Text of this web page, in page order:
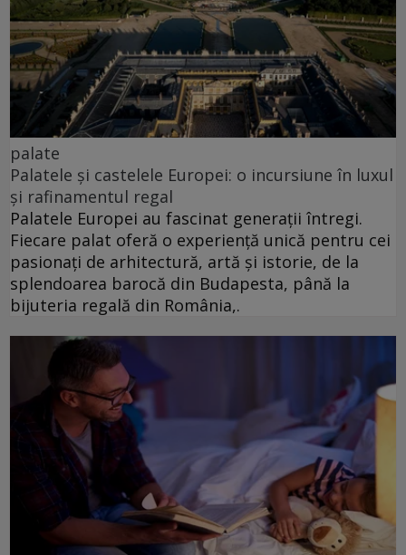
palate
Palatele și castelele Europei: o incursiune în luxul
și rafinamentul regal
Palatele Europei au fascinat generații întregi.
Fiecare palat oferă o experiență unică pentru cei
pasionați de arhitectură, artă și istorie, de la
splendoarea barocă din Budapesta, până la
bijuteria regală din România,.